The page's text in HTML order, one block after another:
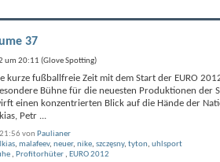
37
um 20:11 (Glove Spotting)
kurze fußballfreie Zeit mit dem Start der EURO
Bühne für die neuesten Produktionen der
einen konzentrierten Blick auf die Hände der
Petr ...
von Paulianer
, malafeev, neuer, nike, szczęsny, tyton, uhlsport
, Profitorhüter , EURO 2012